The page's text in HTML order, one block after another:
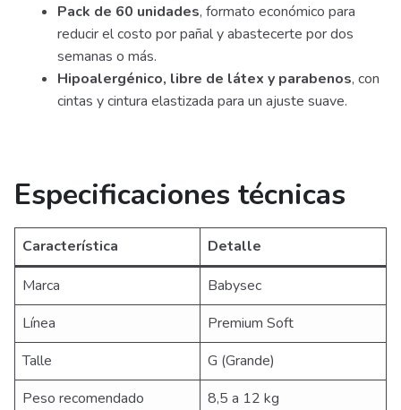
Pack de 60 unidades, formato económico para
reducir el costo por pañal y abastecerte por dos
semanas o más.
Hipoalergénico, libre de látex y parabenos, con
cintas y cintura elastizada para un ajuste suave.
Especificaciones técnicas
Característica
Detalle
Marca
Babysec
Línea
Premium Soft
Talle
G (Grande)
Peso recomendado
8,5 a 12 kg